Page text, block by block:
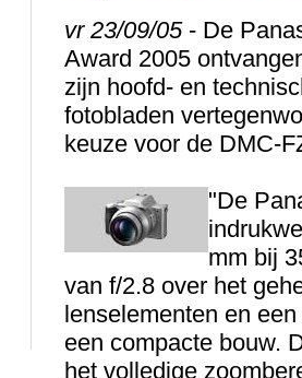
vr 23/09/05- De
Award 2005
zijn hoofd- en
fotobladen
keuze voor de DMC-
"De
mm bij
van f/2.8 over het
lenselementen en
een compacte bouw.
het volledige